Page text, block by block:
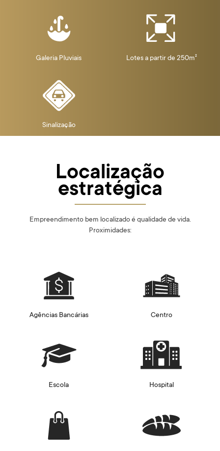
Galeria Pluviais Lotes a partir de 250m²
Sinalização
Localização
estratégica
Empreendimento bem localizado é qualidade de vida.
Proximidades:
Agências Bancárias Centro
Escola Hospital